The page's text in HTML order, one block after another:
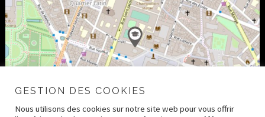
GESTION DES COOKIES
Nous utilisons des cookies sur notre site web pour vous offrir